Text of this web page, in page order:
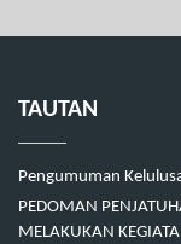
TAUTAN
Pengumuman
PEDOMAN
MELAKUKAN